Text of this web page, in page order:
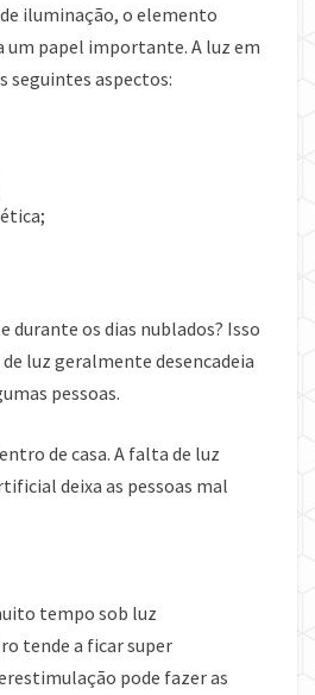
iluminação, o elemento
um papel importante. A luz em
seguintes aspectos:
durante os dias nublados? Isso
luz geralmente desencadeia
pessoas.
de casa. A falta de luz
deixa as pessoas mal
tempo sob luz
tende a ficar super
pode fazer as